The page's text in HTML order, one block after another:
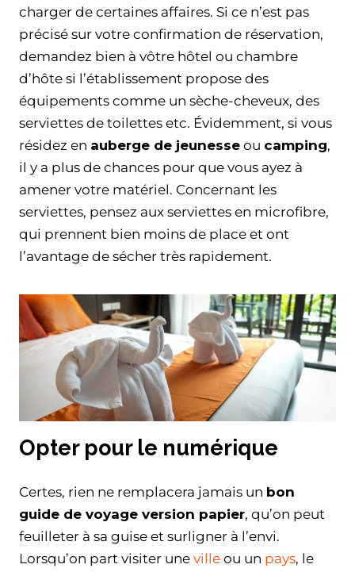
charger de certaines affaires. Si ce n’est pas
précisé sur votre confirmation de réservation,
demandez bien à vôtre hôtel ou chambre
d’hôte si l’établissement propose des
équipements comme un sèche-cheveux, des
serviettes de toilettes etc. Évidemment, si vous
résidez en auberge de jeunesse ou camping,
il y a plus de chances pour que vous ayez à
amener votre matériel. Concernant les
serviettes, pensez aux serviettes en microfibre,
qui prennent bien moins de place et ont
l’avantage de sécher très rapidement.
Opter pour le numérique
Certes, rien ne remplacera jamais un bon
guide de voyage version papier, qu’on peut
feuilleter à sa guise et surligner à l’envi.
Lorsqu’on part visiter une ville ou un pays, le